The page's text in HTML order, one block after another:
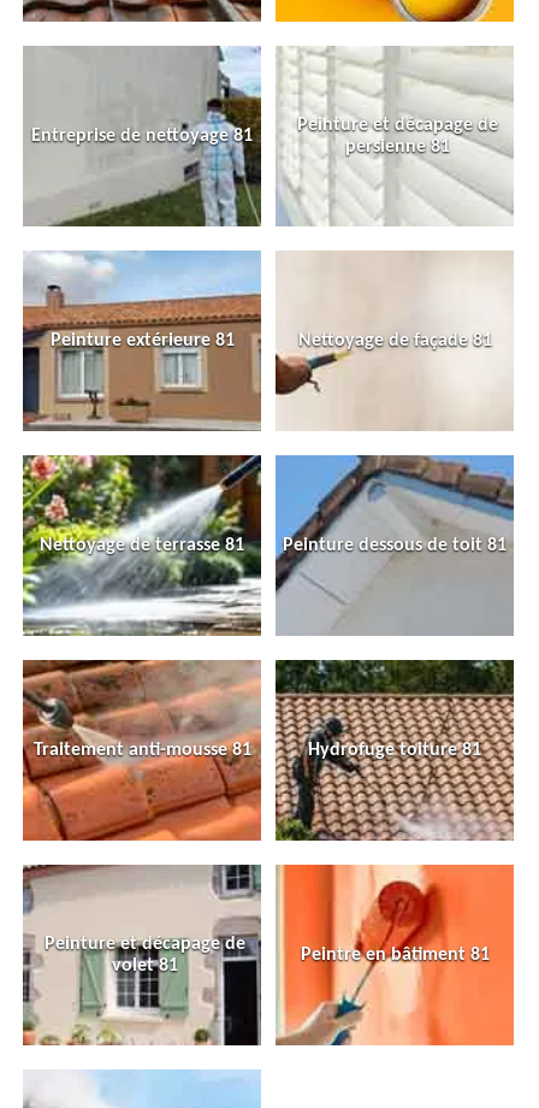
Entreprise de nettoyage 81
Peinture et décapage de
persienne 81
Peinture extérieure 81 Nettoyage de façade 81
Nettoyage de terrasse 81 Peinture dessous de toit 81
Traitement anti-mousse 81 Hydrofuge toiture 81
Peinture et décapage de
volet 81
Peintre en bâtiment 81